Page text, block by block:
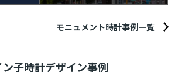
モニュメント時計事例一覧
ン子時計デザイン事例